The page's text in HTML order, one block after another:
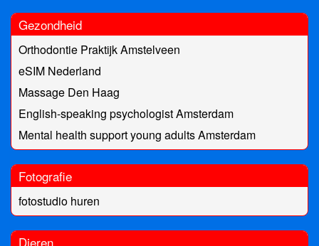
Gezondheid
Orthodontie Praktijk Amstelveen
eSIM Nederland
Massage Den Haag
English-speaking psychologist Amsterdam
Mental health support young adults Amsterdam
Fotografie
fotostudio huren
Dieren